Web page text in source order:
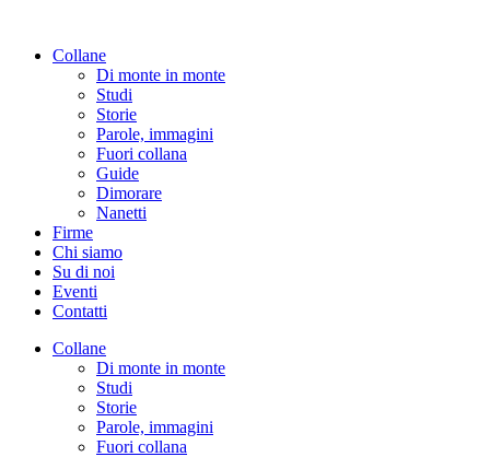
contenutoCollane
Di monte in monte
Studi
Storie
Parole, immagini
Fuori collana
Guide
Dimorare
Nanetti
Firme
Chi siamo
Su di noi
Eventi
Contatti
Collane
Di monte in monte
Studi
Storie
Parole, immagini
Fuori collana